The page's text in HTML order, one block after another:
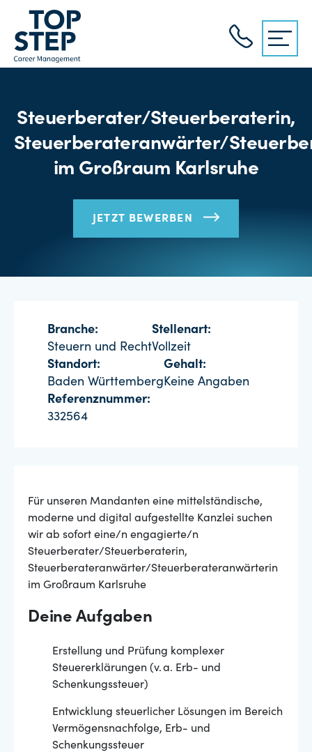
Steuerberater/Steuerberaterin,
Steuerberateranwärter/
im Großraum Karlsruhe
JETZT BEWERBEN
Branche:
Steuern und Recht
Stellenart:
Vollzeit
Standort:
Baden Württemberg
Gehalt:
Keine Angaben
Referenznummer:
332564
Für unseren Mandanten eine mittelständische,
moderne und digital aufgestellte Kanzlei suchen
wir ab sofort eine/n engagierte/n
Steuerberater/Steuerberaterin,
Steuerberateranwärter/Steuerberateranwärterin
im Großraum Karlsruhe
Deine Aufgaben
Erstellung und Prüfung komplexer
Steuererklärungen (v. a. Erb- und
Schenkungssteuer)
Entwicklung steuerlicher Lösungen im Bereich
Vermögensnachfolge, Erb- und
Schenkungssteuer